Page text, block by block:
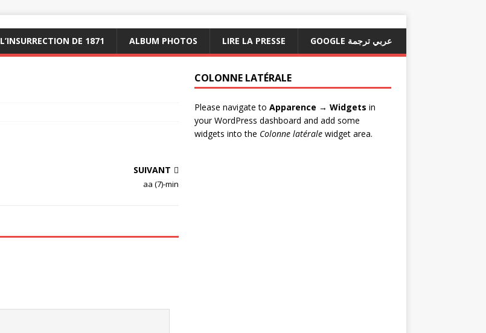
L’INSURRECTION DE 1871 ALBUM PHOTOS LIRE LA PRESSE GOOGLE عربي ترجمة
SUIVANT
aa (7)-min
COLONNE LATÉRALE
Please navigate to Apparence → Widgets in
your WordPress dashboard and add some
widgets into the Colonne latéralewidget area.